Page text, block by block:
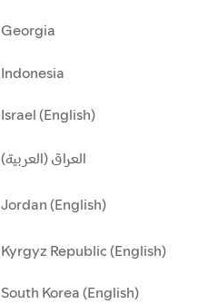
Georgia
Indonesia
Israel (English)
العراق (العربية)
Jordan (English)
Kyrgyz Republic (English)
South Korea (English)